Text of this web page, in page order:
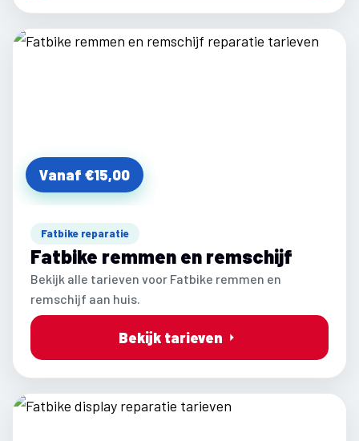
Vanaf €15,00
Fatbike reparatie
Fatbike remmen en remschijf
Bekijk alle tarieven voor Fatbike remmen en
remschijf aan huis.
Bekijk tarieven